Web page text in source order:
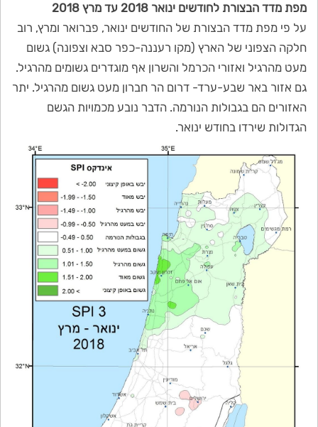
מפת מדד הבצורת לחודשים ינואר 2018 עד מרץ 2018
על פי מפת מדד הבצורת של החודשים ינואר, פברואר ומרץ, רוב
חלקה הצפוני של הארץ (מקו רעננה-כפר סבא וצפונה) גשום
מעט מהרגיל ואזורי הכרמל והשרון אף מוגדרים גשומים מהרגיל.
גם אזור באר שבע-ערד- דרום הר חברון מעט גשום מהרגיל. יתר
האזורים הם בגבולות הנורמה. הדבר נובע מכמויות הגשם
הגדולות שירדו בחודש ינואר.